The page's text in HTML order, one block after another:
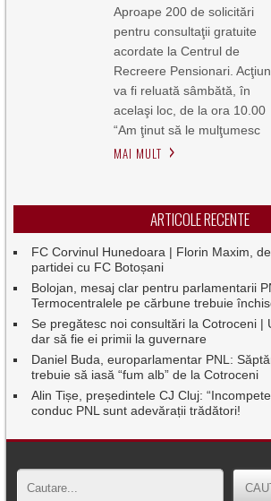
Aproape 200 de solicitări
pentru consultaţii gratuite
acordate la Centrul de
Recreere Pensionari.
va fi reluată sâmbătă, în
acelaşi loc, de la ora 10.00
“Am ţinut să le mulţumesc
MAI MULT
ARTICOLE RECENTE
FC Corvinul Hunedoara | Florin Maxim,
partidei cu FC Botoșani
Bolojan, mesaj clar pentru parlamentarii
Termocentralele pe cărbune trebuie
Se pregătesc noi consultări la Cotroceni |
dar să fie ei primii la guvernare
Daniel Buda, europarlamentar PNL:
trebuie să iasă “fum alb” de la Cotroceni
Alin Tișe, președintele CJ Cluj:
conduc PNL sunt adevărații trădători!